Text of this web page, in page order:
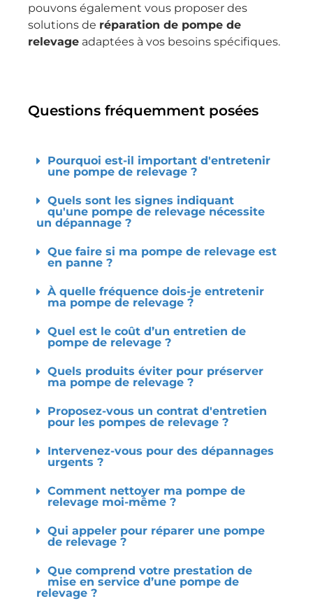
pouvons également vous proposer des
solutions de réparation de pompe de
relevage adaptées à vos besoins spécifiques.
Questions fréquemment posées
Pourquoi est-il important d'entretenir
une pompe de relevage ?
Quels sont les signes indiquant
qu'une pompe de relevage nécessite
un dépannage ?
Que faire si ma pompe de relevage est
en panne ?
À quelle fréquence dois-je entretenir
ma pompe de relevage ?
Quel est le coût d’un entretien de
pompe de relevage ?
Quels produits éviter pour préserver
ma pompe de relevage ?
Proposez-vous un contrat d'entretien
pour les pompes de relevage ?
Intervenez-vous pour des dépannages
urgents ?
Comment nettoyer ma pompe de
relevage moi-même ?
Qui appeler pour réparer une pompe
de relevage ?
Que comprend votre prestation de
mise en service d’une pompe de
relevage ?